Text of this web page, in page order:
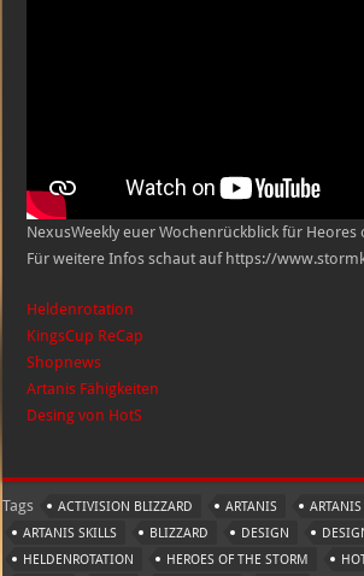
NexusWeekly euer Wochenrückblick für Heores
Für weitere Infos schaut auf https://
Heldenrotation
KingsCup ReCap
Shopnews
Artanis Fähigkeiten
Desing von HotS
Tags ACTIVISION BLIZZARD ARTANIS
ARTANIS SKILLS
BLIZZARD DESIGN
HELDENROTATION
HEROES OF THE STORM